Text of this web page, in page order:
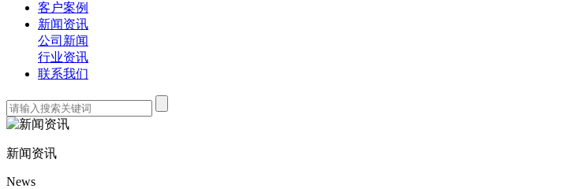
客户案例
新闻资讯
公司新闻
行业资讯
联系我们
新闻资讯
News